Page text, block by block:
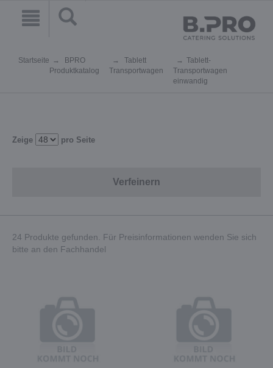
Startseite
BPRO
Produktkatalog
Tablett
Transportwagen
Tablett-
Transportwagen
einwandig
Zeige pro Seite
Verfeinern
24 Produkte gefunden. Für Preisinformationen wenden Sie sich
bitte an den Fachhandel